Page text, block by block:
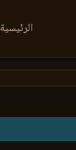
الرئيسية